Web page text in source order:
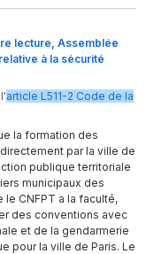
lecture, Assemblée
à la sécurité
l'article L511-2 Code de la
la formation des
par la ville de
publique territoriale
municipaux des
CNFPT a la faculté,
des conventions avec
et de la gendarmerie
pour la ville de Paris. Le